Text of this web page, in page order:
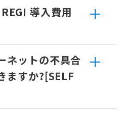
導入費用
ネットの不具合
ますか?[SELF